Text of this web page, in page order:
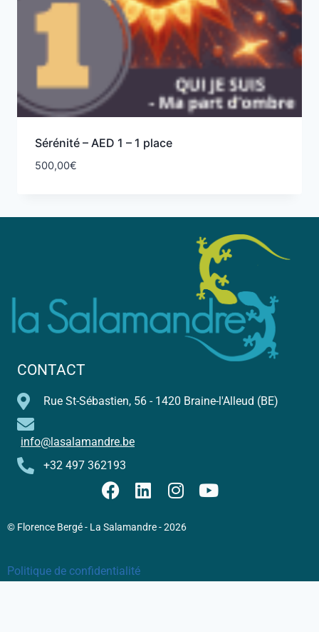
Sérénité – AED 1 – 1 place
500,00€
CONTACT
Rue St-Sébastien, 56 - 1420 Braine-l'Alleud (BE)
info@lasalamandre.be
+32 497 362193
© Florence Bergé - La Salamandre - 2026
Politique de confidentialité